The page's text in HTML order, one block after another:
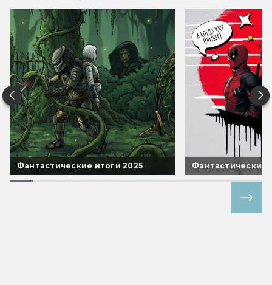
Фантастические итоги 2025 Фантастические